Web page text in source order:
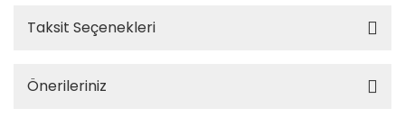
Taksit Seçenekleri
Önerileriniz